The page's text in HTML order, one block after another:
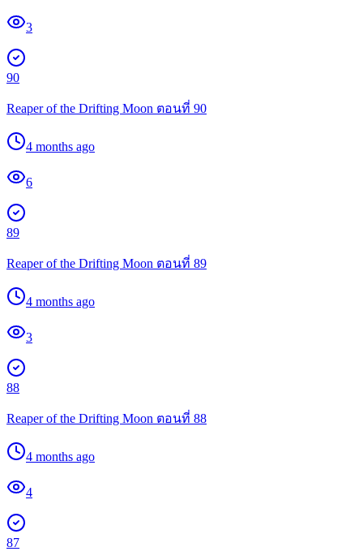
3
90
Reaper of the Drifting Moon ตอนที่ 90
4 months ago
6
89
Reaper of the Drifting Moon ตอนที่ 89
4 months ago
3
88
Reaper of the Drifting Moon ตอนที่ 88
4 months ago
4
87